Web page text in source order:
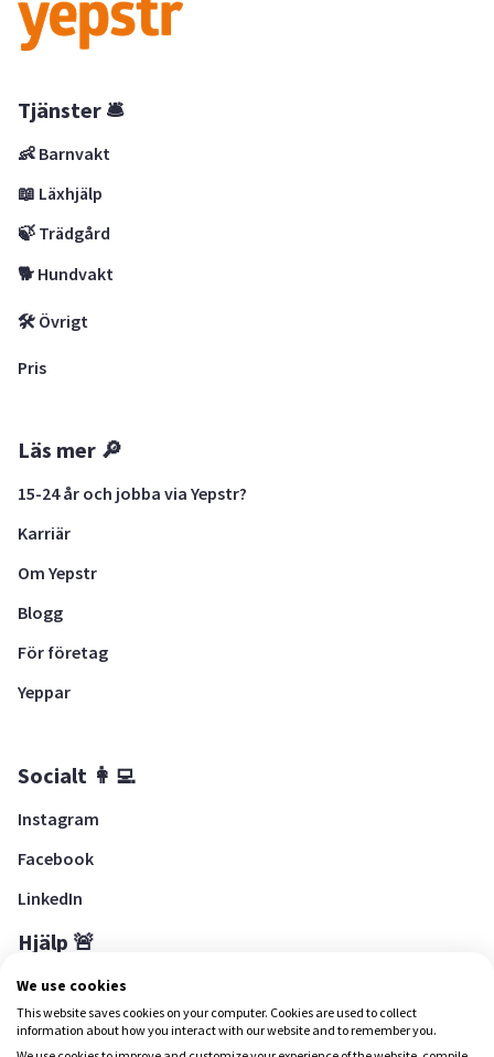
Tjänster 🛎
👶 Barnvakt
📖 Läxhjälp
🍃 Trädgård
🐕 Hundvakt
🛠 Övrigt
Pris
Läs mer 🔎
15-24 år och jobba via Yepstr?
Karriär
Om Yepstr
Blogg
För företag
Yeppar
Socialt 👩‍💻
Instagram
Facebook
LinkedIn
Hjälp 🚨
Hjälpcenter
We use cookies
This website saves cookies on your computer. Cookies are used to collect
information about how you interact with our website and to remember you.